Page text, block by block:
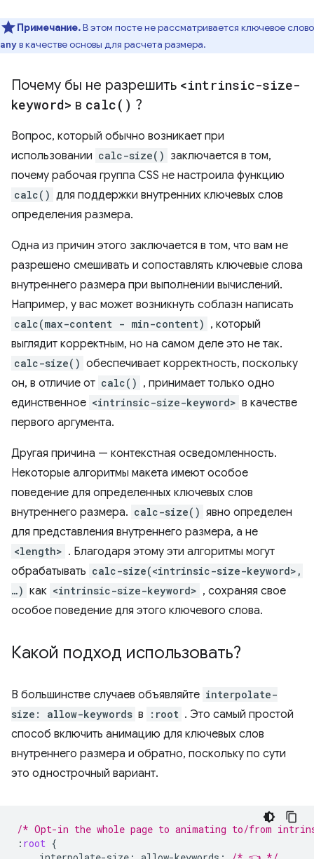
Примечание.В этом посте не рассматривается ключевое слово
anyв качестве основы для расчета размера.
Почему бы не разрешить <intrinsic-size-
keyword> в calc( ) ?
Вопрос, который обычно возникает при
использовании calc-size() заключается в том,
почему рабочая группа CSS не настроила функцию
calc() для поддержки внутренних ключевых слов
определения размера.
Одна из причин этого заключается в том, что вам не
разрешено смешивать и сопоставлять ключевые слова
внутреннего размера при выполнении вычислений.
Например, у вас может возникнуть соблазн написать
calc(max-content - min-content) , который
выглядит корректным, но на самом деле это не так.
calc-size() обеспечивает корректность, поскольку
он, в отличие от calc() , принимает только одно
единственное <intrinsic-size-keyword> в качестве
первого аргумента.
Другая причина — контекстная осведомленность.
Некоторые алгоритмы макета имеют особое
поведение для определенных ключевых слов
внутреннего размера. calc-size() явно определен
для представления внутреннего размера, а не
<length> . Благодаря этому эти алгоритмы могут
обрабатывать calc-size(<intrinsic-size-keyword>,
…) как <intrinsic-size-keyword> , сохраняя свое
особое поведение для этого ключевого слова.
Какой подход использовать?
В большинстве случаев объявляйте interpolate-
size: allow-keywords в :root . Это самый простой
способ включить анимацию для ключевых слов
внутреннего размера и обратно, поскольку по сути
это однострочный вариант.
/* Opt-in the whole page to animating to/from
: root {